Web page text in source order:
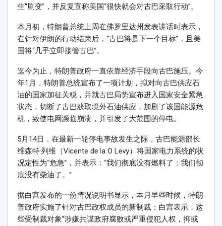
生“剧变”，并反复宣称美国“很快就会对古巴采取行动”。
本月初，特朗普总统上周在佛罗里达州发表讲话时表示，
在针对伊朗的行动结束后，“古巴将是下一个目标”，且美
国将“几乎立即接管古巴”。
迄今为止，特朗普政府一直依靠经济手段向古巴施压。今
年1月，特朗普总统宣布了一项计划，拟对向古巴供应石
油的国家加征关税，并就古巴局势宣布进入国家安全紧急
状态，切断了古巴获取境外石油供应，加剧了该国能源危
机，致使电网濒临崩溃，并引发了大范围的停电。
5月14日，在最新一轮停电事故发生之际，古巴能源部长
维森特·列维（Vicente de la O Levy）将国家电力系统的状
况定性为“危急”，并表示：“我们彻底没有燃料了；我们彻
底没有柴油了。”
据白宫发布的一份情况说明书显示，本月早些时候，特朗
普政府实施了针对古巴政权成员的新制裁；白宫表示，这
些受制裁对象“涉嫌共谋政府腐败或严重侵犯人权，抑或